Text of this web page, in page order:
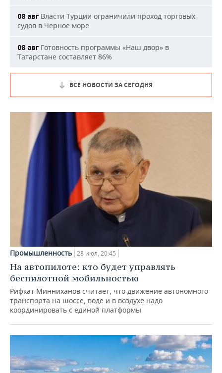
08 авг Власти Турции ограничили проход торговых
судов в Черное море
08 авг Готовность программы «Наш двор» в
Татарстане составляет 86%
ВСЕ НОВОСТИ ЗА СЕГОДНЯ
Промышленность 28 июл, 20:45
На автопилоте: кто будет управлять
беспилотной мобильностью
Рифкат Минниханов считает, что движение автономного
транспорта на шоссе, воде и в воздухе надо
координировать с единой платформы